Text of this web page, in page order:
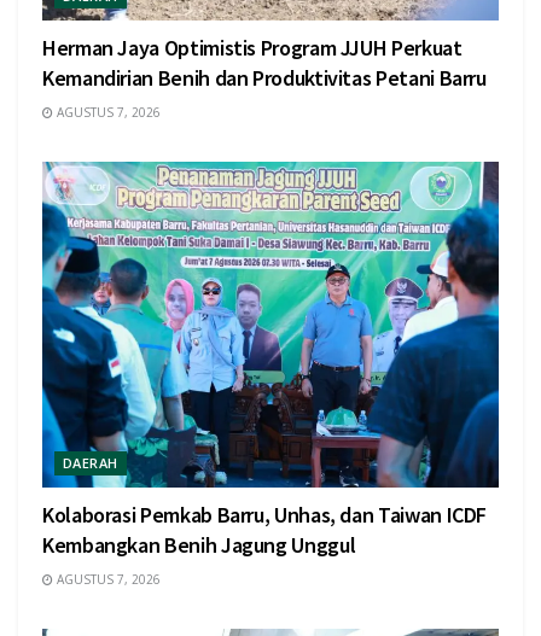
Herman Jaya Optimistis Program JJUH Perkuat
Kemandirian Benih dan Produktivitas Petani Barru
AGUSTUS 7, 2026
DAERAH
Kolaborasi Pemkab Barru, Unhas, dan Taiwan ICDF
Kembangkan Benih Jagung Unggul
AGUSTUS 7, 2026